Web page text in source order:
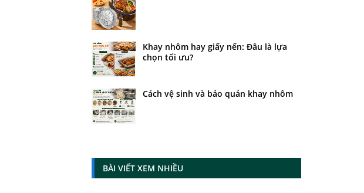
Khay nhôm hay giấy nến: Đâu là lựa
chọn tối ưu?
Cách vệ sinh và bảo quản khay nhôm
BÀI VIẾT XEM NHIỀU